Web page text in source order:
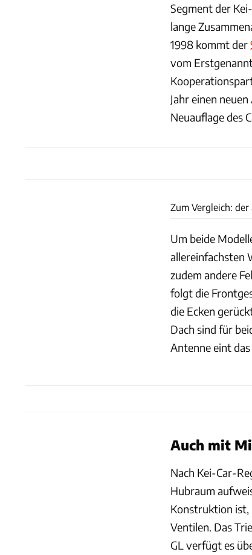
Segment der
lange
1998 kommt der
vom
Jahr einen
Neuauflage des
Zum Vergleich:
Um beide
allereinfachsten
zudem andere
folgt die
die Ecken
Dach sind für
Antenne eint
Auch mit
Nach Kei-Car-
Hubraum
Konstruktion ist,
Ventilen. Das
GL verfügt es